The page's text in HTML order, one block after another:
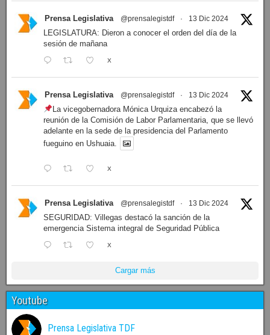
Prensa Legislativa @prensalegistdf · 13 Dic 2024
LEGISLATURA: Dieron a conocer el orden del día de la
sesión de mañana
X
Prensa Legislativa @prensalegistdf · 13 Dic 2024
La vicegobernadora Mónica Urquiza encabezó la
reunión de la Comisión de Labor Parlamentaria, que se llevó
adelante en la sede de la presidencia del Parlamento
fueguino en Ushuaia.
X
Prensa Legislativa @prensalegistdf · 13 Dic 2024
SEGURIDAD: Villegas destacó la sanción de la
emergencia Sistema integral de Seguridad Pública
X
Cargar más
Youtube
Prensa Legislativa TDF